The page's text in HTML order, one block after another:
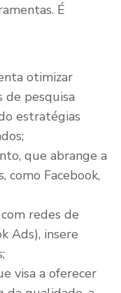
É
otimizar
pesquisa
estratégias
que abrange a
como Facebook,
redes de
Ads), insere
visa a oferecer